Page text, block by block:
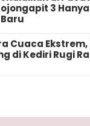
3
Cuaca
di Kediri Rugi